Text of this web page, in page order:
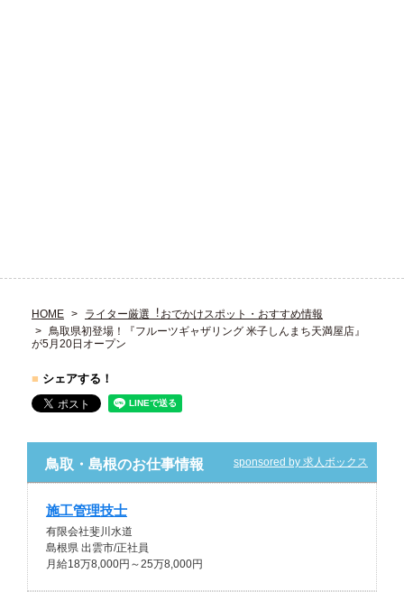
HOME
ライター厳選︕おでかけスポット・おすすめ情報
鳥取県初登場！『フルーツギャザリング 米子しんまち天満屋店』
が5月20日オープン
■ シェアする！
鳥取・島根のお仕事情報 sponsored by 求人ボックス
施工管理技士
有限会社斐川水道
島根県 出雲市/正社員
月給18万8,000円～25万8,000円